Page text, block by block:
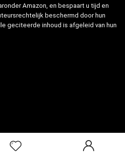
Amazon, en bespaart u tijd en
beschermd door hun
geciteerde inhoud is afgeleid van hun